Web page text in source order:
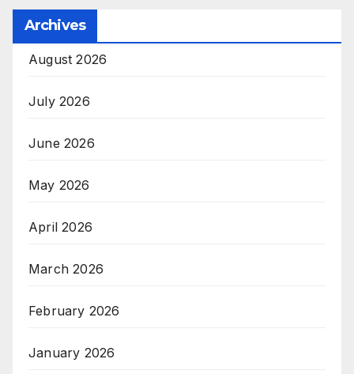
Archives
August 2026
July 2026
June 2026
May 2026
April 2026
March 2026
February 2026
January 2026